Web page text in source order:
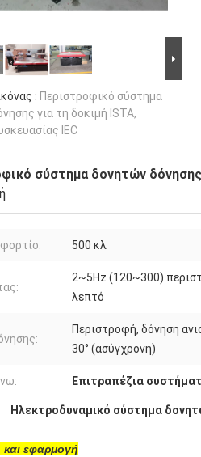
: Περιστροφικό σύστημα
για τη δοκιμή ISTA,
IEC
σύστημα δονητών
500 κλ
2~5Hz (120~300)
λεπτό
Περιστροφή, δόνηση
30° (ασύγχρονη)
Επιτραπέζια
Ηλεκτροδυναμικό σύστημα
εφαρμογή